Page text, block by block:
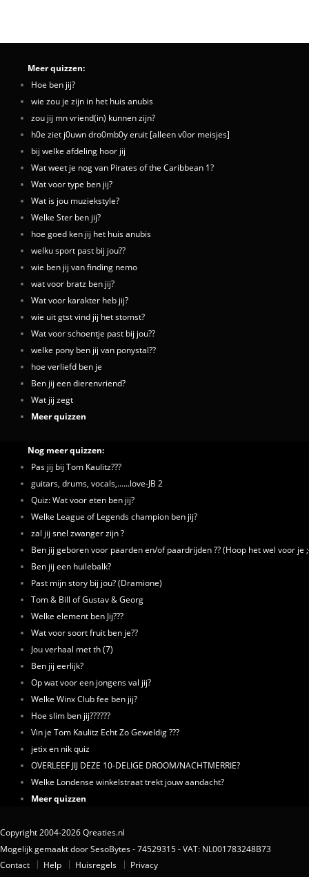
Meer quizzen:
Hoe ben jij?
wie zou je zijn in het huis anubis
zou jij mn vriend(in) kunnen zijn?
h0e ziet j0uwn dro0mb0y eruit [alleen v0or meisjes]
bij welke afdeling hoor jij
Wat weet je nog van Pirates of the Caribbean 1?
Wat voor type ben jij?
Wat is jou muziekstyle?
Welke Ster ben jij?
hoe goed ken jij het huis anubis
welku sport past bij jou??
wie ben jij van finding nemo
wat voor bratz ben jij?
Wat voor karakter heb jij?
wie uit gtst vind jij het stomst?
Wat voor schoentje past bij jou??
welke pony ben jij van ponystal??
hoe verliefd ben je
Ben jij een dierenvriend?
Wat jij zegt
Meer quizzen
Nog meer quizzen:
Pas jij bij Tom Kaulitz???
guitars, drums, vocals,......love-JB 2
Quiz: Wat voor eten ben jij?
Welke League of Legends champion ben jij?
zal jij snel zwanger zijn ?
Ben jij geboren voor paarden en/of paardrijden ?? (Hoop het wel voor je
Ben jij een huilebalk?
Past mijn story bij jou? (Dramione)
Tom & Bill of Gustav & Georg
Welke element ben Jij???
Wat voor soort fruit ben je??
Jou verhaal met th (7)
Ben jij eerlijk?
Op wat voor een jongens val jij?
Welke Winx Club fee ben jij?
Hoe slim ben jij??????
Vin je Tom Kaulitz Echt Zo Geweldig ???
jetix en nik quiz
OVERLEEF JIJ DEZE 10-DELIGE DROOM/NACHTMERRIE?
Welke Londense winkelstraat trekt jouw aandacht?
Meer quizzen
Copyright 2004-2026 Qreaties.nl
Mogelijk gemaakt door SesoBytes - 74529315 - VAT: NL001783248B73
Contact
Help Huisregels Privacy